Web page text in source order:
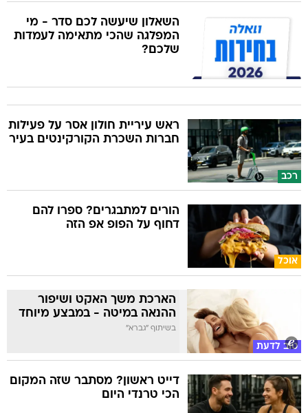
השאלון שיעשה לכם סדר - מי
המפלגה שהכי מתאימה לעמדות
שלכם?
רכב
ראש עיריית חולון אסר על פעילות
חברות השכרת הקורקינטים בעיר
אוכל
הורים למתבגרים? ספרו להם
דחוף על הפופ אפ הזה
טוב לדעת
הארכת משך האקט ושיפור
ההנאה במיטה - במבצע מיוחד
בשיתוף "גברא"
דייט ראשון? מסתבר שזה המקום
הכי טרנדי היום